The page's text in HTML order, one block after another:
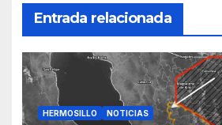
Entrada relacionada
HERMOSILLO NOTICIAS